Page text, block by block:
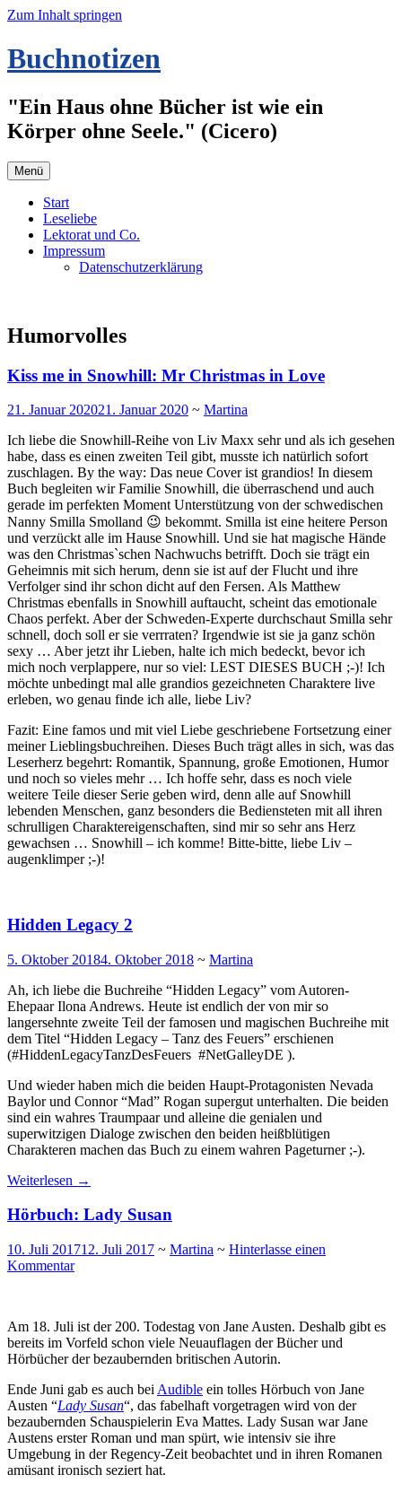
Zum Inhalt springen
Buchnotizen
"Ein Haus ohne Bücher ist wie ein
Körper ohne Seele." (Cicero)
Menü
Start
Leseliebe
Lektorat und Co.
Impressum
Datenschutzerklärung
Humorvolles
Kiss me in Snowhill: Mr Christmas in Love
21. Januar 202021. Januar 2020 ~ Martina
Ich liebe die Snowhill-Reihe von Liv Maxx sehr und als ich gesehen
habe, dass es einen zweiten Teil gibt, musste ich natürlich sofort
zuschlagen. By the way: Das neue Cover ist grandios! In diesem
Buch begleiten wir Familie Snowhill, die überraschend und auch
gerade im perfekten Moment Unterstützung von der schwedischen
Nanny Smilla Smolland 😉 bekommt. Smilla ist eine heitere Person
und verzückt alle im Hause Snowhill. Und sie hat magische Hände
was den Christmas`schen Nachwuchs betrifft. Doch sie trägt ein
Geheimnis mit sich herum, denn sie ist auf der Flucht und ihre
Verfolger sind ihr schon dicht auf den Fersen. Als Matthew
Christmas ebenfalls in Snowhill auftaucht, scheint das emotionale
Chaos perfekt. Aber der Schweden-Experte durchschaut Smilla sehr
schnell, doch soll er sie verrraten? Irgendwie ist sie ja ganz schön
sexy … Aber jetzt ihr Lieben, halte ich mich bedeckt, bevor ich
mich noch verplappere, nur so viel: LEST DIESES BUCH ;-)! Ich
möchte unbedingt mal alle grandios gezeichneten Charaktere live
erleben, wo genau finde ich alle, liebe Liv?
Fazit: Eine famos und mit viel Liebe geschriebene Fortsetzung einer
meiner Lieblingsbuchreihen. Dieses Buch trägt alles in sich, was das
Leserherz begehrt: Romantik, Spannung, große Emotionen, Humor
und noch so vieles mehr … Ich hoffe sehr, dass es noch viele
weitere Teile dieser Serie geben wird, denn alle auf Snowhill
lebenden Menschen, ganz besonders die Bediensteten mit all ihren
schrulligen Charaktereigenschaften, sind mir so sehr ans Herz
gewachsen … Snowhill – ich komme! Bitte-bitte, liebe Liv –
augenklimper ;-)!
Hidden Legacy 2
5. Oktober 20184. Oktober 2018 ~ Martina
Ah, ich liebe die Buchreihe “Hidden Legacy” vom Autoren-
Ehepaar Ilona Andrews. Heute ist endlich der von mir so
langersehnte zweite Teil der famosen und magischen Buchreihe mit
dem Titel “Hidden Legacy – Tanz des Feuers” erschienen
(#HiddenLegacyTanzDesFeuers #NetGalleyDE ).
Und wieder haben mich die beiden Haupt-Protagonisten Nevada
Baylor und Connor “Mad” Rogan supergut unterhalten. Die beiden
sind ein wahres Traumpaar und alleine die genialen und
superwitzigen Dialoge zwischen den beiden heißblütigen
Charakteren machen das Buch zu einem wahren Pageturner ;-).
Weiterlesen →
Hörbuch: Lady Susan
10. Juli 201712. Juli 2017 ~ Martina ~ Hinterlasse einen
Kommentar
Am 18. Juli ist der 200. Todestag von Jane Austen. Deshalb gibt es
bereits im Vorfeld schon viele Neuauflagen der Bücher und
Hörbücher der bezaubernden britischen Autorin.
Ende Juni gab es auch bei Audible ein tolles Hörbuch von Jane
Austen “Lady Susan“, das fabelhaft vorgetragen wird von der
bezaubernden Schauspielerin Eva Mattes. Lady Susan war Jane
Austens erster Roman und man spürt, wie intensiv sie ihre
Umgebung in der Regency-Zeit beobachtet und in ihren Romanen
amüsant ironisch seziert hat.